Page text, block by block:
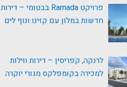
פרויקט Ramada בבטומי – דירות
חדשות במלון עם קזינו ונוף לים
לרנקה, קפריסין – דירות ווילות
למכירה בקומפלקס מגורי יוקרה